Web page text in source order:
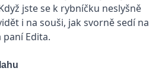
jste se k rybníčku neslyšně
i na souši, jak svorně sedí na
Edita.